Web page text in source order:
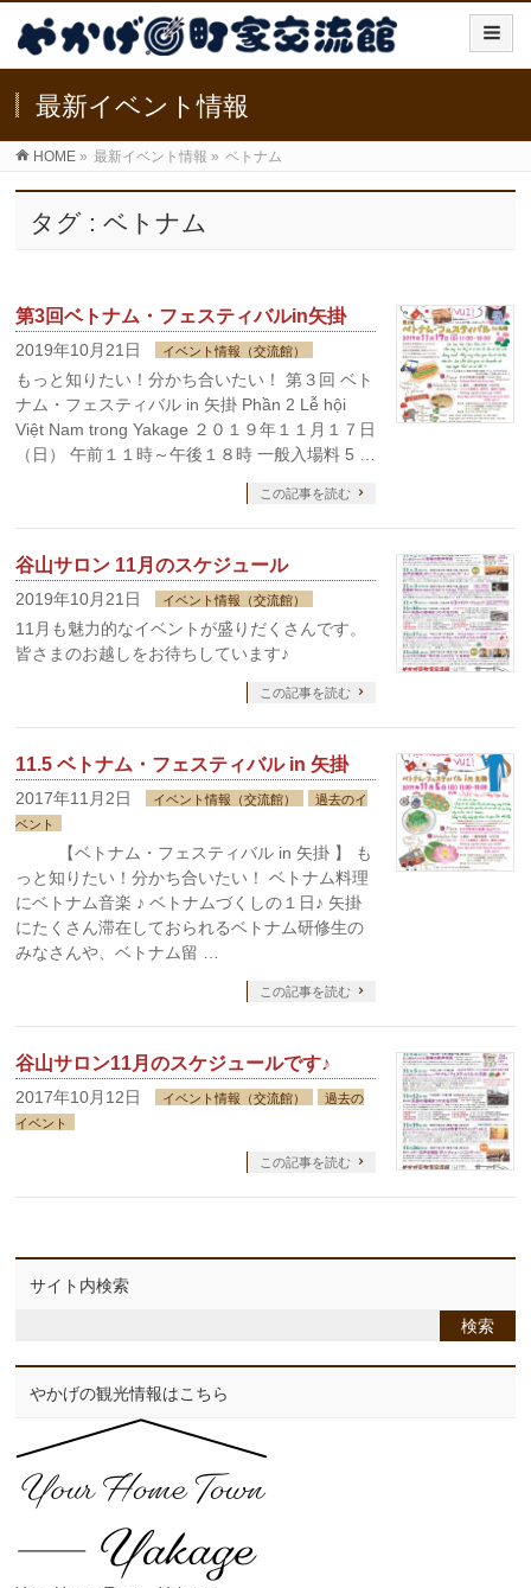
最新イベント情報
HOME » 最新イベント情報 » ベトナム
タグ : ベトナム
第3回ベトナム・フェスティバルin矢掛
2019年10月21日 イベント情報（交流館）
もっと知りたい！分かち合いたい！ 第３回 ベト
ナム・フェスティバル in 矢掛 Phần 2 Lễ hội
Việt Nam trong Yakage ２０１９年１１月１７日
（日） 午前１１時～午後１８時 一般入場料 5 …
この記事を読む
谷山サロン 11月のスケジュール
2019年10月21日 イベント情報（交流館）
11月も魅力的なイベントが盛りだくさんです。
皆さまのお越しをお待ちしています♪
この記事を読む
11.5 ベトナム・フェスティバル in 矢掛
2017年11月2日 イベント情報（交流館）
過去のイ
ベント
【ベトナム・フェスティバル in 矢掛 】 も
っと知りたい！分かち合いたい！ ベトナム料理
にベトナム音楽 ♪ ベトナムづくしの１日♪ 矢掛
にたくさん滞在しておられるベトナム研修生の
みなさんや、ベトナム留 …
この記事を読む
谷山サロン11月のスケジュールです♪
2017年10月12日 イベント情報（交流館）
過去の
イベント
この記事を読む
サイト内検索
やかげの観光情報はこちら